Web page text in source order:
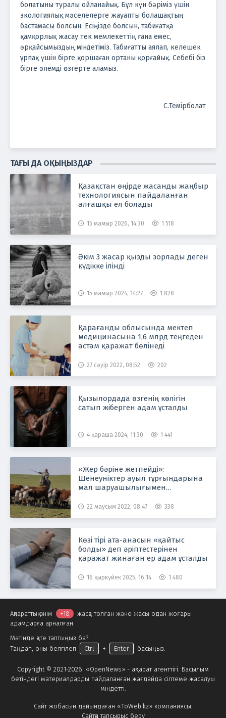
болатыны туралы ойланайық. Бұл күн бәріміз үшін
экологиялық мәселелерге жауапты болашақтың
бастамасы болсын. Есіңізде болсын, табиғатқа
қамқорлық жасау тек мемлекеттің ғана емес,
әрқайсымыздың міндетіміз. Табиғатты аялап, келешек
ұрпақ үшін бірге қоршаған ортаны қорғайық. Себебі біз
бірге әлемді өзгерте аламыз.
С.Темірболат
ТАҒЫ ДА ОҚЫҢЫЗДАР
Қазақстан өңірде жасанды жаңбыр
технологиясын пайдаланған
алғашқы ел болады
15 мамыр 2026, 14:30 1 518
Әкім 3 жасар қызды зорлады деген
күдікке ілінді
15 мамыр 2024, 14:27 1 828
Қарағанды облысында мектеп
медицинасына 1,6 млрд теңгеден
астам қаражат бөлінеді
27 сәуір 2022, 08:52 202
Қызылордада өзгенің көлігін
сатып жіберген адам ұсталды
4 қараша 2024, 11:30 1 441
«Жер бәріне жетпейді»:
Шенеуніктер ауыл тұрғындарына
мал шаруашылығымен
22 маусым 2022, 08:47 338
Көзі тірі ата-анасын «қайтыс
болды» деп әріптестерінен
қаражат жинаған ер адам ұсталды
16 қыркүйек 2025, 16:14 1 480
Copyright © 2021-2026. «OpenNews» - ақпарат агенттігі. Басылым
бетіндегі материалдарды пайдаланған жағдайда сілтеме жасалуы
міндетті.
Сайт жобасын дайындаған «ToWeb.kz» компаниясы.
Сайтқа тапсырыс беру
Ақпараттық өнім +18
жасқа толған және жасы одан жоғары
адамдарға арналған.
Мәтінде қате таптыңыз ба?
Таңдап, оны белгілеп
Ctrl + Enter басыңыз.